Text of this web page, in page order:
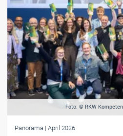
Foto: © RKW
Panorama | April 2026